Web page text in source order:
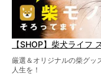
【SHOP】柴犬ライフ
厳選＆オリジナルの柴グッ
人生を！